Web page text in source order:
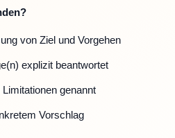
von Ziel und Vorgehen
explizit beantwortet
genannt
Vorschlag